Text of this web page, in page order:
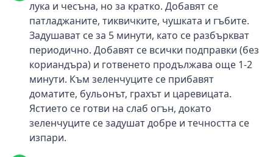
лука и чесъна, но за кратко. Добавят се
патладжаните, тиквичките, чушката и гъбите.
Задушават се за 5 минути, като се разбъркват
периодично. Добавят се всички подправки (без
кориандъра) и готвенето продължава още 1-2
минути. Към зеленчуците се прибавят
доматите, бульонът, грахът и царевицата.
Ястието се готви на слаб огън, докато
зеленчуците се задушат добре и течността се
изпари.